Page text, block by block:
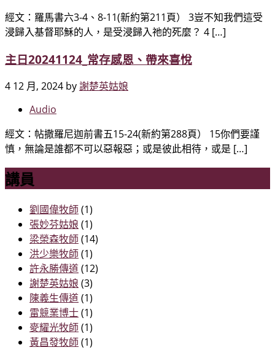
經文：羅馬書六3-4、8-11(新約第211頁） 3豈不知我們這受
浸歸入基督耶穌的人，是受浸歸入祂的死麼？ 4 […]
主日20241124_常存感恩、帶來喜悅
4 12 月, 2024 by謝楚英姑娘
Audio
經文：帖撒羅尼迦前書五15-24(新約第288頁） 15你們要謹
慎，無論是誰都不可以惡報惡；或是彼此相待，或是 […]
講員
劉國偉牧師(1)
張妙芬姑娘 (1)
梁榮森牧師(14)
洪少樂牧師(1)
許永勝傳道(12)
謝楚英姑娘 (3)
陳義生傳道(1)
雷競業博士(1)
麥耀光牧師(1)
黃昌發牧師(1)